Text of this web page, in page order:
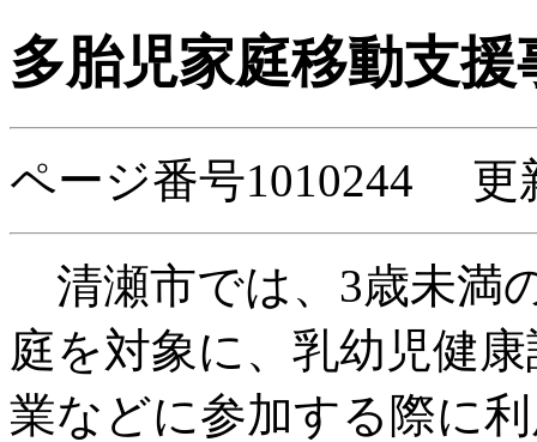
多胎児家庭移動支援
ページ番号1010244 更
清瀬市では、3歳未満
庭を対象に、乳幼児健
業などに参加する際に